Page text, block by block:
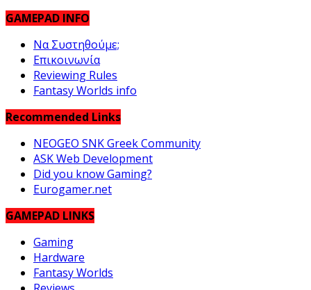
GAMEPAD INFO
Να Συστηθούμε;
Επικοινωνία
Reviewing Rules
Fantasy Worlds info
Recommended Links
NEOGEO SNK Greek Community
ASK Web Development
Did you know Gaming?
Eurogamer.net
GAMEPAD LINKS
Gaming
Hardware
Fantasy Worlds